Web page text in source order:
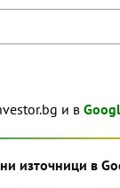
и в
източници в